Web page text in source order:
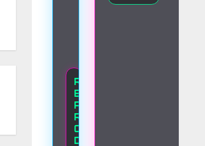
R
E
P
R
O
D